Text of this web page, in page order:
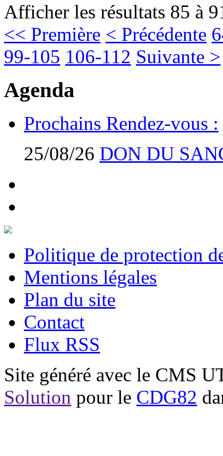
Afficher les résultats 85 à
<< Première < Précédente
99-105 106-112 Suivante >
Agenda
Prochains Rendez-vous :
25/08/26 DON DU
Politique de protection
Mentions légales
Plan du site
Contact
Flux RSS
Site généré avec le CMS
Solution pour le CDG82